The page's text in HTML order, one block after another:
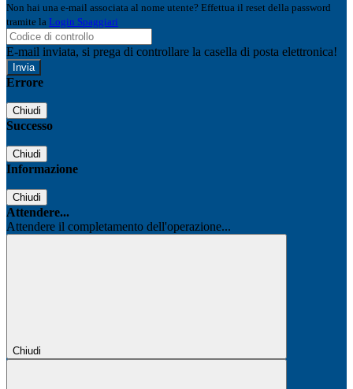
Non hai una e-mail associata al nome utente? Effettua il reset della password
tramite la Login Spaggiari
E-mail inviata, si prega di controllare la casella di posta elettronica!
Errore
Chiudi
Successo
Chiudi
Informazione
Chiudi
Attendere...
Attendere il completamento dell'operazione...
Chiudi